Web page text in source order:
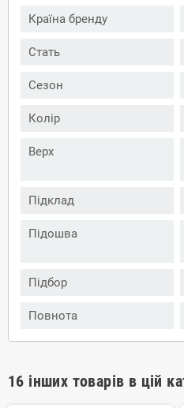
Країна бренду
Стать
Сезон
Колір
Верх
Підклад
Підошва
Підбор
Повнота
16 інших товарів в цій